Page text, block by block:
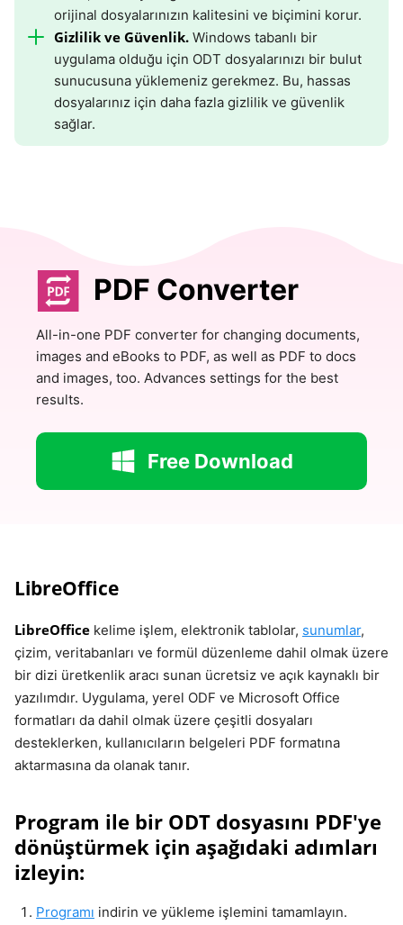
orijinal dosyalarınızın kalitesini ve biçimini korur.
Gizlilik ve Güvenlik. Windows tabanlı bir
uygulama olduğu için ODT dosyalarınızı bir bulut
sunucusuna yüklemeniz gerekmez. Bu, hassas
dosyalarınız için daha fazla gizlilik ve güvenlik
sağlar.
PDF Converter
All-in-one PDF converter for changing documents,
images and eBooks to PDF, as well as PDF to docs
and images, too. Advances settings for the best
results.
Free Download
LibreOffice
LibreOffice kelime işlem, elektronik tablolar, sunumlar,
çizim, veritabanları ve formül düzenleme dahil olmak üzere
bir dizi üretkenlik aracı sunan ücretsiz ve açık kaynaklı bir
yazılımdır. Uygulama, yerel ODF ve Microsoft Office
formatları da dahil olmak üzere çeşitli dosyaları
desteklerken, kullanıcıların belgeleri PDF formatına
aktarmasına da olanak tanır.
Program ile bir ODT dosyasını PDF'ye
dönüştürmek için aşağıdaki adımları
izleyin:
Programı indirin ve yükleme işlemini tamamlayın.